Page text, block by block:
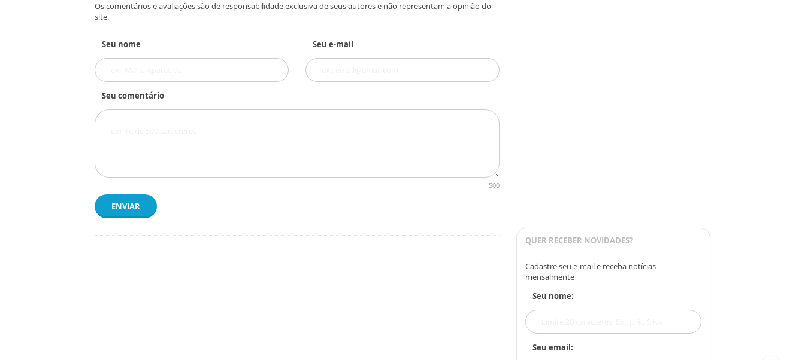
Os comentários e avaliações são de responsabilidade exclusiva de seus autores e não representam a opinião do
site.
Seu nome Seu e-mail
Seu comentário
500
ENVIAR
QUER RECEBER NOVIDADES?
Cadastre seu e-mail e receba notícias
mensalmente
Seu nome:
Seu email: